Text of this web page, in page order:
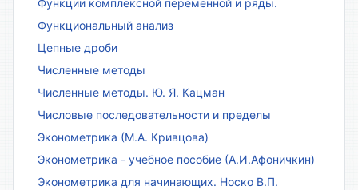
Функции комплексной переменной и ряды.
Функциональный анализ
Цепные дроби
Численные методы
Численные методы. Ю. Я. Кацман
Числовые последовательности и пределы
Эконометрика (М.А. Кривцова)
Эконометрика - учебное пособие (А.И.Афоничкин)
Эконометрика для начинающих. Носко В.П.